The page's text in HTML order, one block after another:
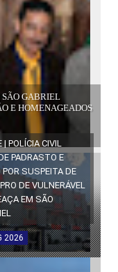
SÃO GABRIEL
E HOMENAGEADOS
| POLÍCIA CIVIL
PADRASTO E
POR SUSPEITA DE
DE VULNERÁVEL
EM SÃO
2026